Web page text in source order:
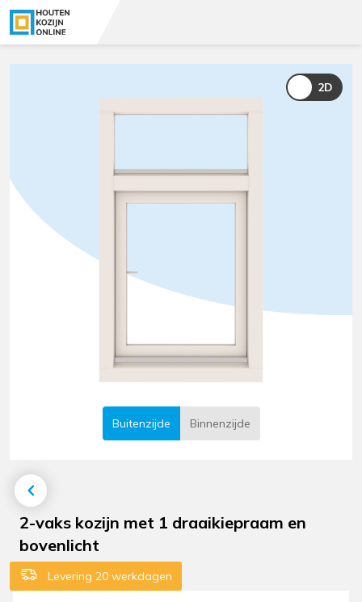
Buitenzijde Binnenzijde
2-vaks kozijn met 1 draaikiepraam en
bovenlicht
Levering 20 werkdagen